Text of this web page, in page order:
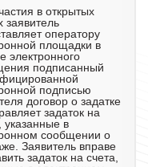
в открытых
заявитель
оператору
площадки в
электронного
подписанный
подписью
договор о задатке
задаток на
указанные в
сообщении о
Заявитель вправе
задаток на счета,